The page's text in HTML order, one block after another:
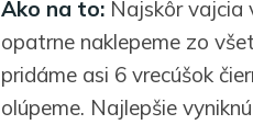
Ako na to: Najskôr vajcia
opatrne naklepeme zo
pridáme asi 6 vrecúšok
olúpeme. Najlepšie